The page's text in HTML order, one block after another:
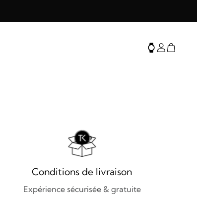
Conditions de livraison
Expérience sécurisée & gratuite